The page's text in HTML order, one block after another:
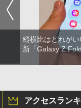
縦横比はどれが
新「Galaxy Z Fold
アクセスラン